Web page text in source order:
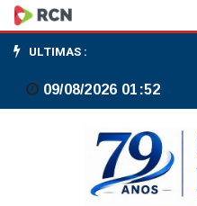
Brasil
ratifica
acordos
Mercosul
ULTIMAS :
09/08/2026 01:52